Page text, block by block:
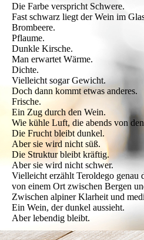
Die Farbe verspricht Schwere.
Fast schwarz liegt der Wein im
Brombeere.
Pflaume.
Dunkle Kirsche.
Man erwartet Wärme.
Dichte.
Vielleicht sogar Gewicht.
Doch dann kommt etwas anderes.
Frische.
Ein Zug durch den Wein.
Wie kühle Luft, die abends von
Die Frucht bleibt dunkel.
Aber sie wird nicht süß.
Die Struktur bleibt kräftig.
Aber sie wird nicht schwer.
Vielleicht erzählt Teroldego genau
von einem Ort zwischen Bergen
Zwischen alpiner Klarheit und
Ein Wein, der dunkel aussieht.
Aber lebendig bleibt.